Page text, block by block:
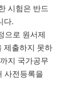
시험은 반드
다.
으로 원서제
제출하지 못하
지 국가공무
사전등록을